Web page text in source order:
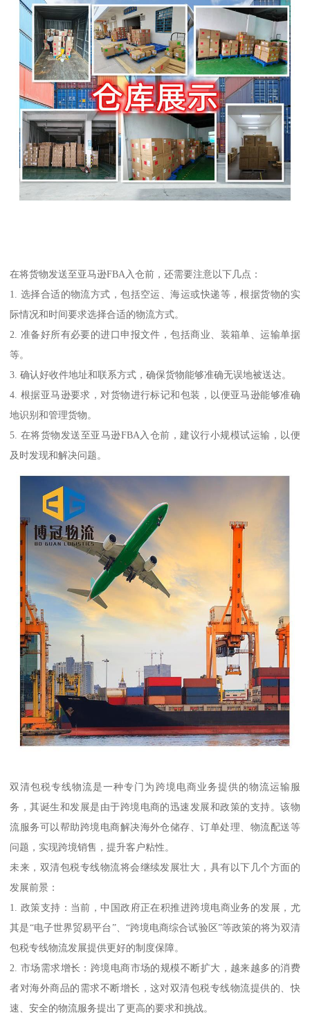
在将货物发送至亚马逊FBA入仓前，还需要注意以下几点：
1. 选择合适的物流方式，包括空运、海运或快递等，根据货物的实
际情况和时间要求选择合适的物流方式。
2. 准备好所有必要的进口申报文件，包括商业、装箱单、运输单据
等。
3. 确认好收件地址和联系方式，确保货物能够准确无误地被送达。
4. 根据亚马逊要求，对货物进行标记和包装，以便亚马逊能够准确
地识别和管理货物。
5. 在将货物发送至亚马逊FBA入仓前，建议行小规模试运输，以便
及时发现和解决问题。
双清包税专线物流是一种专门为跨境电商业务提供的物流运输服
务，其诞生和发展是由于跨境电商的迅速发展和政策的支持。该物
流服务可以帮助跨境电商解决海外仓储存、订单处理、物流配送等
问题，实现跨境销售，提升客户粘性。
未来，双清包税专线物流将会继续发展壮大，具有以下几个方面的
发展前景：
1. 政策支持：当前，中国政府正在积推进跨境电商业务的发展，尤
其是“电子世界贸易平台”、“跨境电商综合试验区”等政策的将为双清
包税专线物流发展提供更好的制度保障。
2. 市场需求增长：跨境电商市场的规模不断扩大，越来越多的消费
者对海外商品的需求不断增长，这对双清包税专线物流提供的、快
速、安全的物流服务提出了更高的要求和挑战。